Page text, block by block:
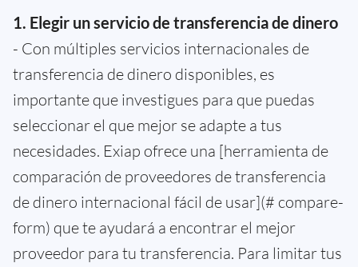
1. Elegir un servicio de transferencia de dinero
- Con múltiples servicios internacionales de
transferencia de dinero disponibles, es
importante que investigues para que puedas
seleccionar el que mejor se adapte a tus
necesidades. Exiap ofrece una [herramienta de
comparación de proveedores de transferencia
de dinero internacional fácil de usar](# compare-
form) que te ayudará a encontrar el mejor
proveedor para tu transferencia. Para limitar tus